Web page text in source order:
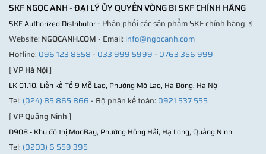
SKF NGỌC ANH - ĐẠI LÝ ỦY QUYỀN VÒNG BI SKF CHÍNH HÃNG
SKF Authorized Distributor- Phân phối các sản phẩm SKF chính hãng ®
Website: NGOCANH.COM- Email: info@ngocanh.com
Hotline: 096 123 8558- 033 999 5999- 0763 356 999
[VP Hà Nội]
LK 01.10, Liền kề Tổ 9 Mỗ Lao, Phường Mộ Lao, Hà Đông, Hà Nội
Tel: (024) 85 865 866- Bộ phận kế toán: 0921 537 555
[VP Quảng Ninh]
D908 - Khu đô thị MonBay, Phường Hồng Hải, Hạ Long, Quảng Ninh
Tel: (0203) 6 559 395